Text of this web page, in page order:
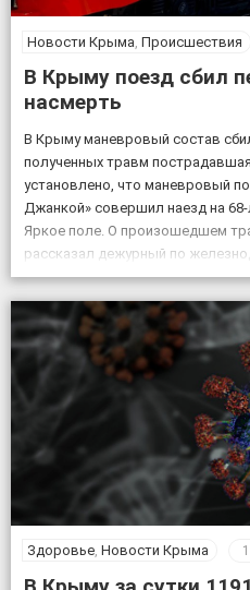
Новости Крыма Происшествия
В Крыму поезд сбил
насмерть
В Крыму маневровый состав
полученных травм
установлено, что маневровый
Джанкой» совершил наезд на
Яркое поле. О произошедшем
рассказал дежурный по
«Кировская». «Женщина
пути в установленном для этого
подаваемые машинистом, […]
Здоровье, Новости Крыма